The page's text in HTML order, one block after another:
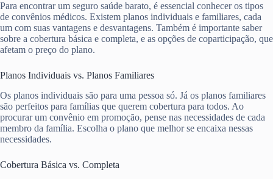
Para encontrar um seguro saúde barato, é essencial conhecer os tipos
de convênios médicos. Existem planos individuais e familiares, cada
um com suas vantagens e desvantagens. Também é importante saber
sobre a cobertura básica e completa, e as opções de coparticipação, que
afetam o preço do plano.
Planos Individuais vs. Planos Familiares
Os planos individuais são para uma pessoa só. Já os planos familiares
são perfeitos para famílias que querem cobertura para todos. Ao
procurar um convênio em promoção, pense nas necessidades de cada
membro da família. Escolha o plano que melhor se encaixa nessas
necessidades.
Cobertura Básica vs. Completa